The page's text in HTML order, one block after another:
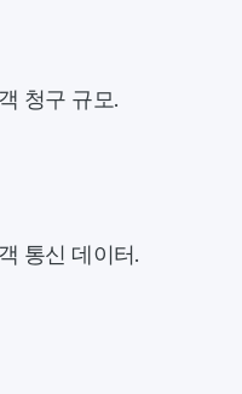
청구 규모.
통신 데이터.